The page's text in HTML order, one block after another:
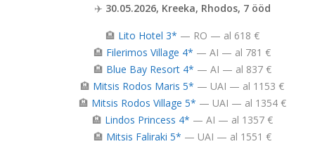
✈️ 30.05.2026, Kreeka, Rhodos, 7 ööd
🏨 Lito Hotel 3* — RO — al 618 €
🏨 Filerimos Village 4* — AI — al 781 €
🏨 Blue Bay Resort 4* — AI — al 837 €
🏨 Mitsis Rodos Maris 5* — UAI — al 1153 €
🏨 Mitsis Rodos Village 5* — UAI — al 1354 €
🏨 Lindos Princess 4* — AI — al 1357 €
🏨 Mitsis Faliraki 5* — UAI — al 1551 €